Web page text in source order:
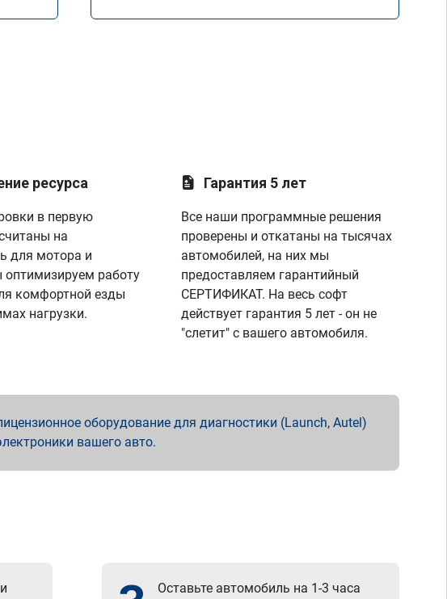
ресурса
в первую
на
для мотора и
работу
комфортной езды
нагрузки.
Гарантия 5 лет
Все наши программные решения
проверены и откатаны на тысячах
автомобилей, на них мы
предоставляем гарантийный
СЕРТИФИКАТ. На весь софт
действует гарантия 5 лет - он не
"слетит" с вашего автомобиля.
оборудование для диагностики (Launch, Autel)
вашего авто.
Оставьте автомобиль на 1-3 часа